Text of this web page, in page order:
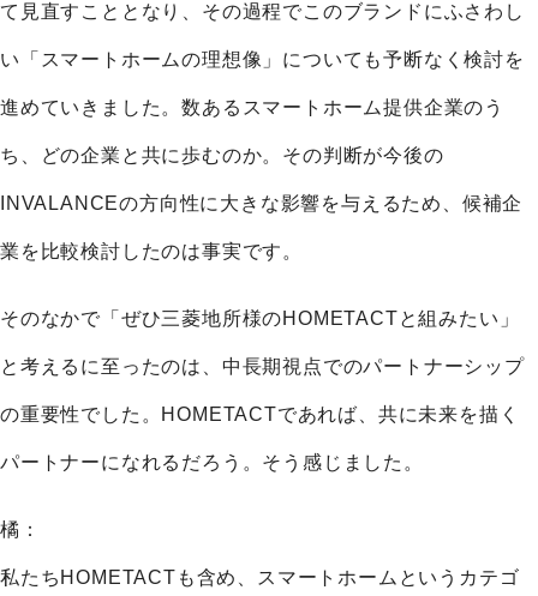
て見直すこととなり、その過程でこのブランドにふさわし
い「スマートホームの理想像」についても予断なく検討を
進めていきました。数あるスマートホーム提供企業のう
ち、どの企業と共に歩むのか。その判断が今後の
INVALANCEの方向性に大きな影響を与えるため、候補企
業を比較検討したのは事実です。
そのなかで「ぜひ三菱地所様のHOMETACTと組みたい」
と考えるに至ったのは、中長期視点でのパートナーシップ
の重要性でした。HOMETACTであれば、共に未来を描く
パートナーになれるだろう。そう感じました。
橘：
私たちHOMETACTも含め、スマートホームというカテゴ